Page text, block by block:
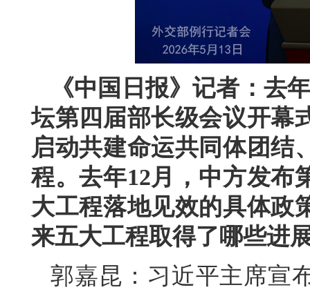
《中国日报》记者：去
坛第四届部长级会议开幕
启动共建命运共同体团结
程。去年12月，中方发布
大工程落地见效的具体政
来五大工程取得了哪些进
郭嘉昆：习近平主席宣